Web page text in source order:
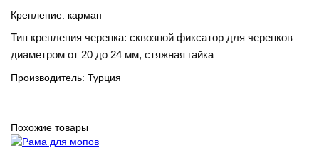
Крепление: карман
Тип крепления черенка: сквозной фиксатор для черенков
диаметром от 20 до 24 мм, стяжная гайка
Производитель: Турция
Похожие товары